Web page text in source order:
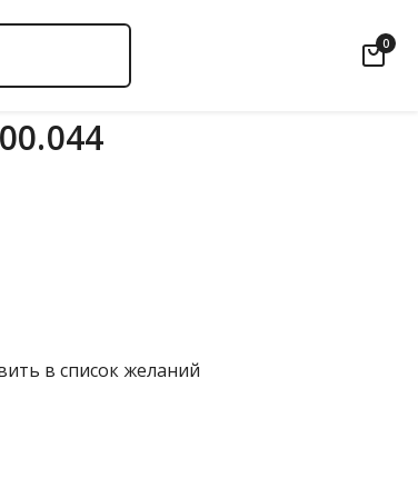
0
в список желаний